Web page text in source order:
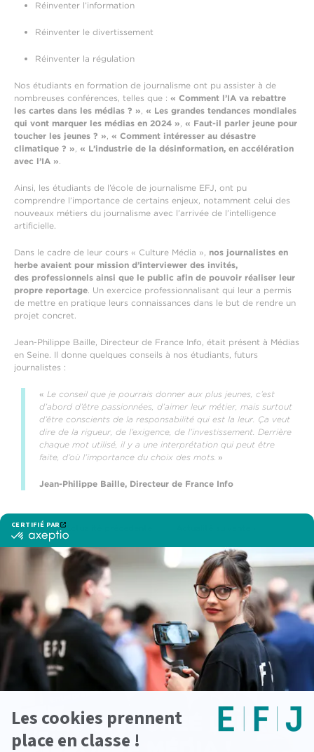
Réinventer l’information
Réinventer le divertissement
Réinventer la régulation
Nos étudiants en formation de journalisme ont pu assister à de
nombreuses conférences, telles que : « Comment l’IA va rebattre
les cartes dans les médias ? », « Les grandes tendances mondiales
qui vont marquer les médias en 2024 », « Faut-il parler jeune pour
toucher les jeunes ? », « Comment intéresser au désastre
climatique ? », « L’industrie de la désinformation, en accélération
avec l’IA ».
Ainsi, les étudiants de l’école de journalisme EFJ, ont pu
comprendre l’importance de certains enjeux, notamment celui des
nouveaux métiers du journalisme avec l’arrivée de l’intelligence
artificielle.
Dans le cadre de leur cours « Culture Média », nos journalistes en
herbe avaient pour mission d’interviewer des invités,
des professionnels ainsi que le public afin de pouvoir réaliser leur
propre reportage. Un exercice professionnalisant qui leur a permis
de mettre en pratique leurs connaissances dans le but de rendre un
projet concret.
Jean-Philippe Baille, Directeur de France Info, était présent à Médias
en Seine. Il donne quelques conseils à nos étudiants, futurs
journalistes :
« Le conseil que je pourrais donner aux plus jeunes, c’est
d’abord d’être passionnées, d’aimer leur métier, mais surtout
d’être conscients de la responsabilité qui est la leur. Ça veut
dire de la rigueur, de l’exigence, de l’investissement. Derrière
chaque mot utilisé, il y a une interprétation qui peut être
faite, d’où l’importance du choix des mots. »
Jean-Philippe Baille, Directeur de France Info
‹ Actualité précedente
Voir d'autres actualités